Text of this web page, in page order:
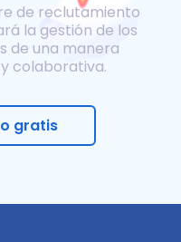
de reclutamiento
la gestión de los
de una manera
colaborativa.
gratis